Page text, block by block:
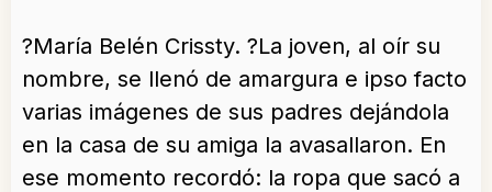
?María Belén Crissty. ?La joven, al oír su
nombre, se llenó de amargura e ipso facto
varias imágenes de sus padres dejándola
en la casa de su amiga la avasallaron. En
ese momento recordó: la ropa que sacó a